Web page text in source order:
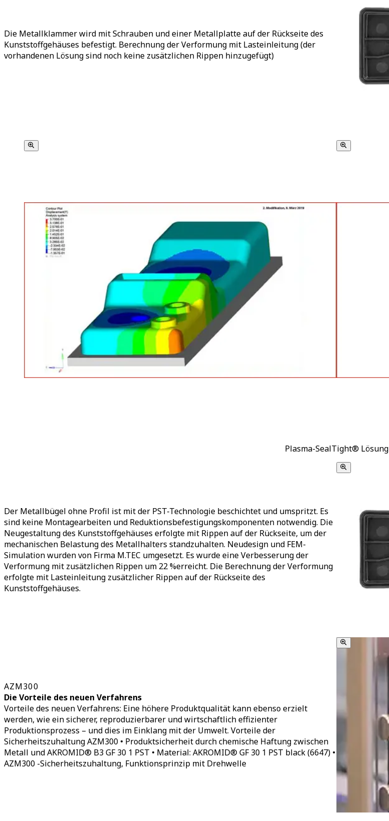
Die Metallklammer wird mit Schrauben und einer Metallplatte auf der Rückseite des
Kunststoffgehäuses befestigt. Berechnung der Verformung mit Lasteinleitung (der
vorhandenen Lösung sind noch keine zusätzlichen Rippen hinzugefügt)
Plasma-SealTight® Lösung
Der Metallbügel ohne Profil ist mit der PST-Technologie beschichtet und umspritzt. Es
sind keine Montagearbeiten und Reduktionsbefestigungskomponenten notwendig. Die
Neugestaltung des Kunststoffgehäuses erfolgte mit Rippen auf der Rückseite, um der
mechanischen Belastung des Metallhalters standzuhalten. Neudesign und FEM-
Simulation wurden von Firma M.TEC umgesetzt. Es wurde eine Verbesserung der
Verformung mit zusätzlichen Rippen um 22 %erreicht. Die Berechnung der Verformung
erfolgte mit Lasteinleitung zusätzlicher Rippen auf der Rückseite des
Kunststoffgehäuses.
AZM300
Die Vorteile des neuen Verfahrens
Vorteile des neuen Verfahrens: Eine höhere Produktqualität kann ebenso erzielt
werden, wie ein sicherer, reproduzierbarer und wirtschaftlich effizienter
Produktionsprozess – und dies im Einklang mit der Umwelt. Vorteile der
Sicherheitszuhaltung AZM300 • Produktsicherheit durch chemische Haftung zwischen
Metall und AKROMID® B3 GF 30 1 PST • Material: AKROMID® GF 30 1 PST black (6647) •
AZM300 -Sicherheitszuhaltung, Funktionsprinzip mit Drehwelle